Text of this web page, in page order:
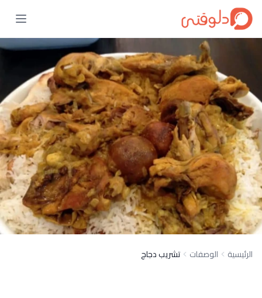
الرئيسية الوصفات تشريب دجاج